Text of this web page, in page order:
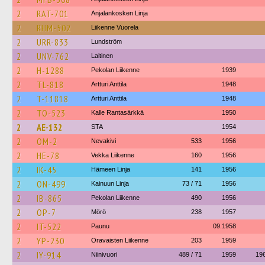
2 RAT-701 Anjalankosken Linja
2 RHM-502 Liikenne Vuorela
2 URR-833 Lundström
2 UNV-762 Laitinen
2 H-1288 Pekolan Liikenne 1939
2 TL-818 Artturi Anttila 1948
2 T-11818 Artturi Anttila 1948
2 TO-523 Kalle Rantasärkkä 1950
2 AE-132 STA 1954
2 OM-2 Nevakivi 533 1956
2 HE-78 Vekka Liikenne 160 1956
2 IK-45 Hämeen Linja 141 1956
2 ON-499 Kainuun Linja 73 / 71 1956
2 IB-865 Pekolan Liikenne 490 1956
2 OP-7 Mörö 238 1957
2 IT-522 Paunu 09.1958
2 YP-230 Oravaisten Liikenne 203 1959
2 IY-914 Niinivuori 489 / 71 1959